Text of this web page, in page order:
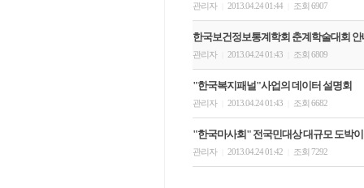
관리자 2013.04.24 01:44 조회 6907
한국보건정보통계학회 춘계학술대회 안
관리자 2013.04.24 01:43 조회 6809
"한국복지패널"사업의 데이터 설명회
관리자 2013.04.24 01:43 조회 6682
"한국마사회" 전국민대상 대규모 도박
관리자 2013.04.24 01:42 조회 7292